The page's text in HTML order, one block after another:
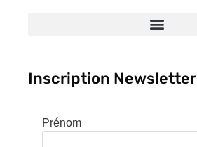
Inscription Newsletter
Prénom